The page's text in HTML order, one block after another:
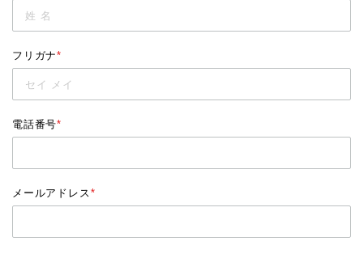
フリガナ*
電話番号*
メールアドレス*